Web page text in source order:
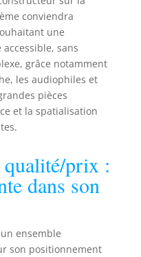
conviendra
une
sans
grâce notamment
les audiophiles et
pièces
et la spatialisation
prix :
dans son
ensemble
son positionnement